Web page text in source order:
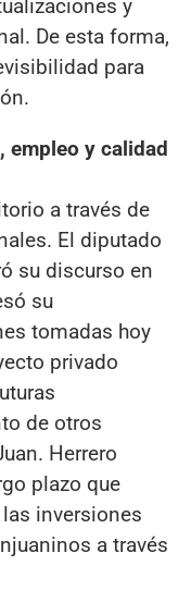
y
De esta forma,
para
empleo y calidad
a través de
El diputado
su discurso en
su
tomadas hoy
privado
de otros
Herrero
plazo que
inversiones
a través